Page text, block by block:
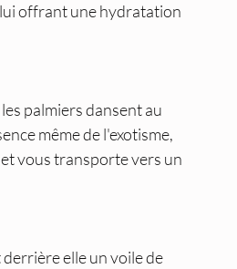
offrant une hydratation
palmiers dansent au
même de l'exotisme,
vous transporte vers un
elle un voile de